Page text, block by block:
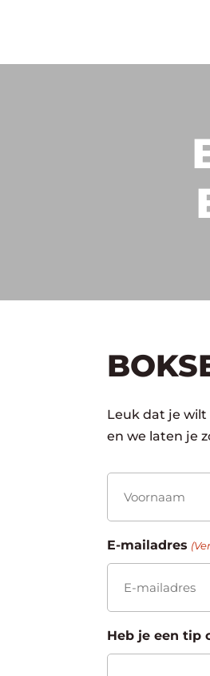
Leuk dat je
en we laten je
(Vereist)
Voornaam
E-mailadres
Heb je een tip